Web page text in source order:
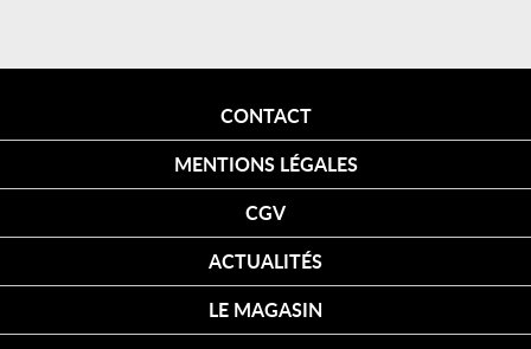
CONTACT
MENTIONS LÉGALES
CGV
ACTUALITÉS
LE MAGASIN